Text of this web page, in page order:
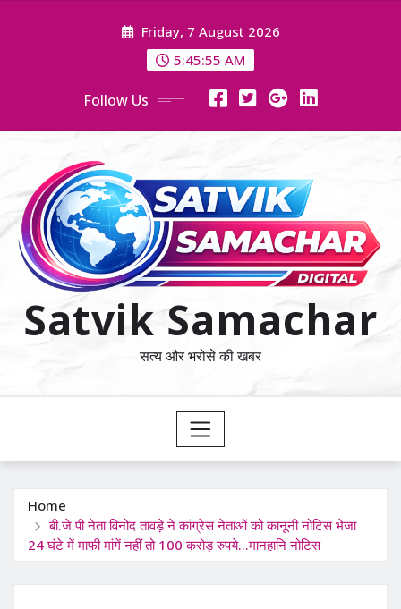
Friday, 7 August 2026
5:45:56 AM
Follow Us
Satvik Samachar
सत्य और भरोसे की खबर
Home
बी.जे.पी नेता विनोद तावड़े ने कांग्रेस नेताओं को कानूनी नोटिस भेजा
24 घंटे में माफी मांगें नहीं तो 100 करोड़ रुपये…मानहानि नोटिस